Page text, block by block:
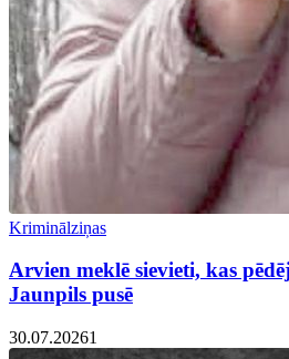
Kriminālziņas
Arvien meklē sievieti, kas
Jaunpils pusē
30.07.20261